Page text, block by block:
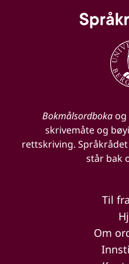
Bokmålsordbokaog
skrivemåte og
rettskriving.
står bak
Til
Om